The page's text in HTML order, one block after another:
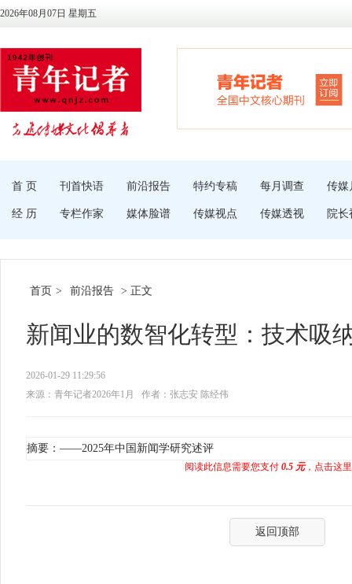
2026年08月07日 星期五
首 页 刊首快语 前沿报告 特约专稿 每月调查 传媒
经 历 专栏作家 媒体脸谱 传媒视点 传媒透视 院长
首页 > 前沿报告 > 正文
新闻业的数智化转型：技术吸
2026-01-29 11:29:56
来源：青年记者2026年1月
作者：张志安 陈经伟
摘要：——2025年中国新闻学研究述评
阅读此信息需要您支付 0.5 元，点击这
返回顶部